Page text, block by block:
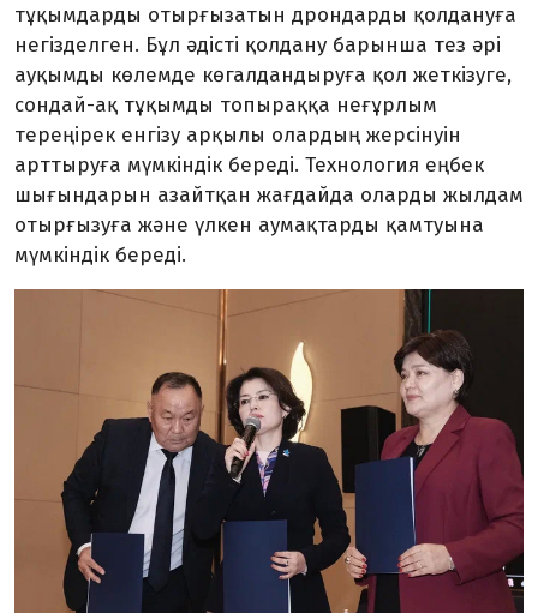
тұқымдарды отырғызатын дрондарды қолдануға
негізделген. Бұл әдісті қолдану барынша тез әрі
ауқымды көлемде көгалдандыруға қол жеткізуге,
сондай-ақ тұқымды топыраққа неғұрлым
тереңірек енгізу арқылы олардың жерсінуін
арттыруға мүмкіндік береді. Технология еңбек
шығындарын азайтқан жағдайда оларды жылдам
отырғызуға және үлкен аумақтарды қамтуына
мүмкіндік береді.